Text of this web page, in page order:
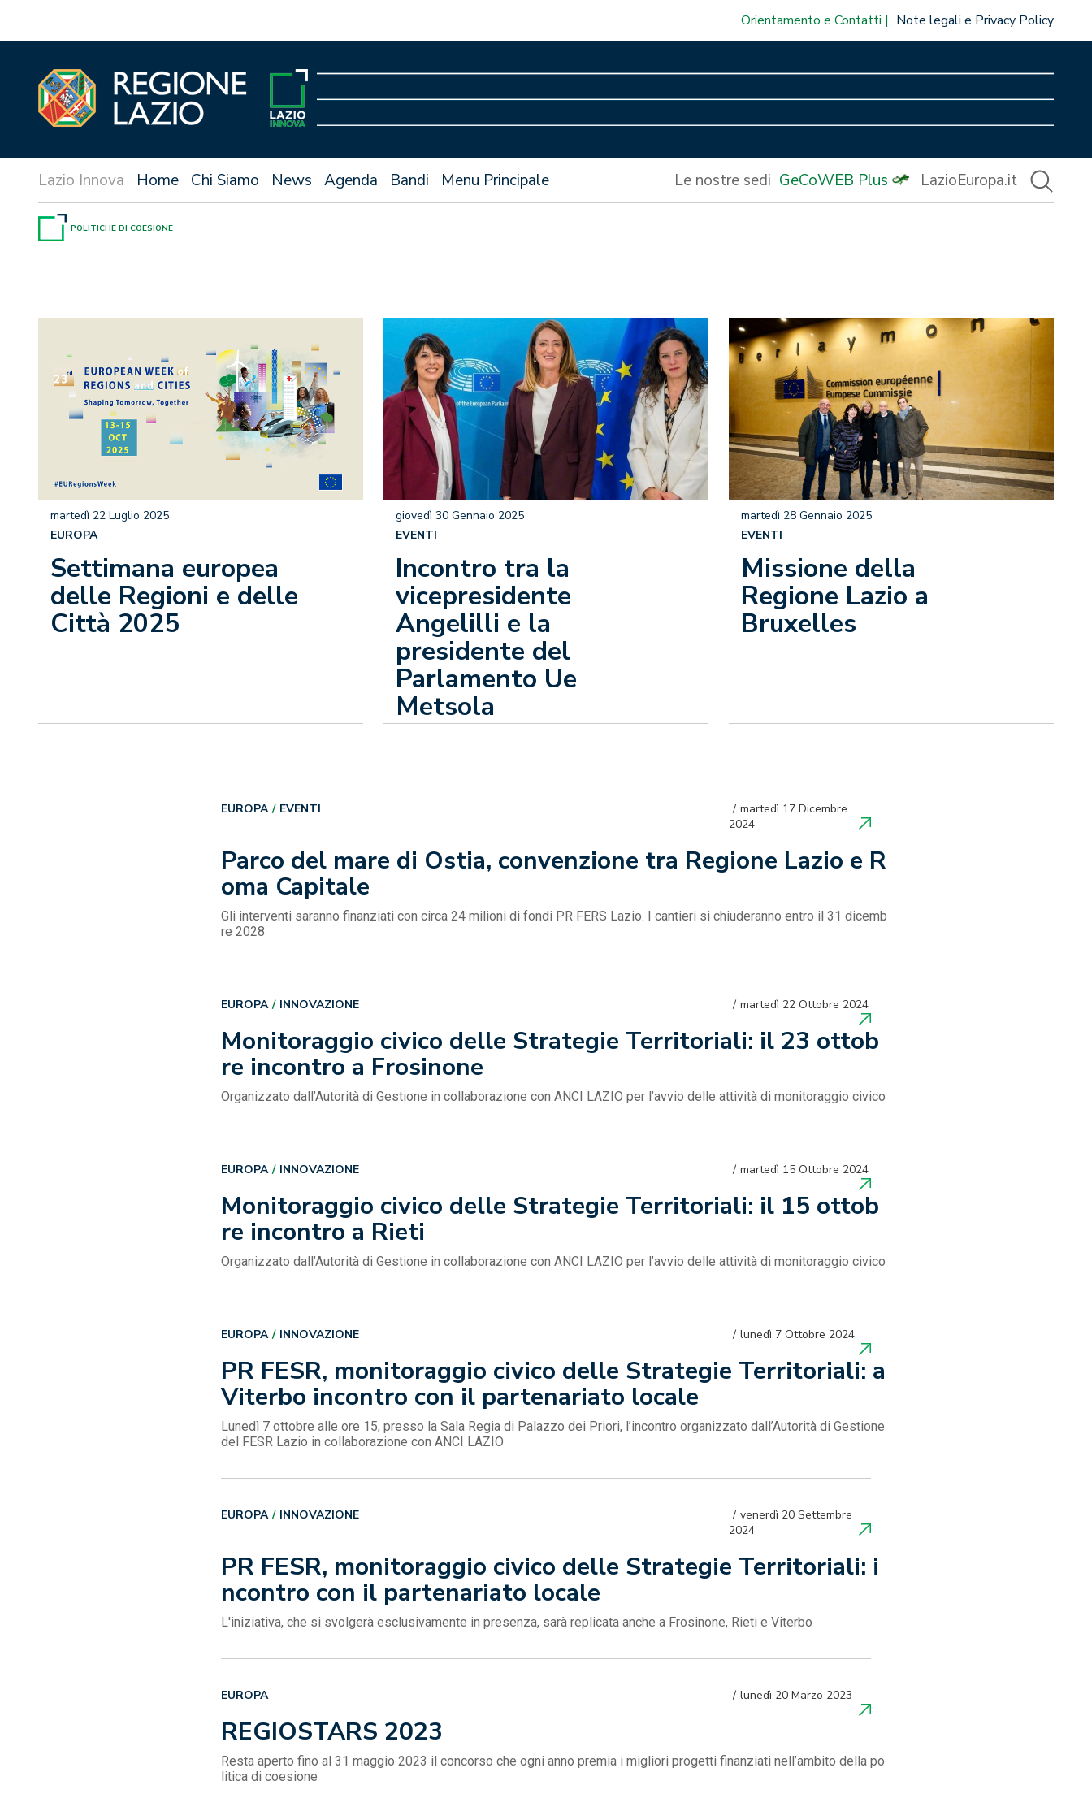
Orientamento e Contatti Note legali e Privacy Policy
Home Chi Siamo News Agenda Bandi Menu Principale Le nostre sedi GeCoWEB Plus LazioEuropa.it
POLITICHE DI COESIONE
Settimana europea
delle Regioni e delle
Città 2025
martedì 22 Luglio 2025
EUROPA
Incontro tra la
vicepresidente
Angelilli e la
presidente del
Parlamento Ue
Metsola
giovedì 30 Gennaio 2025
EVENTI
Missione della
Regione Lazio a
Bruxelles
martedì 28 Gennaio 2025
EVENTI
Parco del mare di Ostia, convenzione tra Regione Lazio e R
oma Capitale
martedì 17 Dicembre
2024
EUROPA EVENTI
Gli interventi saranno finanziati con circa 24 milioni di fondi PR FERS Lazio. I cantieri si chiuderanno entro il 31 dicemb
re 2028
Monitoraggio civico delle Strategie Territoriali: il 23 ottob
re incontro a Frosinone
martedì 22 Ottobre 2024
EUROPA INNOVAZIONE
Organizzato dall’Autorità di Gestione in collaborazione con ANCI LAZIO per l’avvio delle attività di monitoraggio civico
Monitoraggio civico delle Strategie Territoriali: il 15 ottob
re incontro a Rieti
martedì 15 Ottobre 2024
EUROPA INNOVAZIONE
Organizzato dall’Autorità di Gestione in collaborazione con ANCI LAZIO per l’avvio delle attività di monitoraggio civico
PR FESR, monitoraggio civico delle Strategie Territoriali: a
Viterbo incontro con il partenariato locale
lunedì 7 Ottobre 2024
EUROPA INNOVAZIONE
Lunedì 7 ottobre alle ore 15, presso la Sala Regia di Palazzo dei Priori, l’incontro organizzato dall’Autorità di Gestione
del FESR Lazio in collaborazione con ANCI LAZIO
PR FESR, monitoraggio civico delle Strategie Territoriali: i
ncontro con il partenariato locale
venerdì 20 Settembre
2024
EUROPA INNOVAZIONE
L'iniziativa, che si svolgerà esclusivamente in presenza, sarà replicata anche a Frosinone, Rieti e Viterbo
REGIOSTARS 2023
lunedì 20 Marzo 2023
EUROPA
Resta aperto fino al 31 maggio 2023 il concorso che ogni anno premia i migliori progetti finanziati nell’ambito della po
litica di coesione